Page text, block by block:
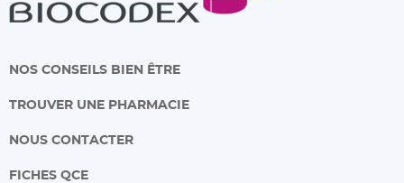
NOS CONSEILS BIEN ÊTRE
TROUVER UNE PHARMACIE
NOUS CONTACTER
FICHES QCE